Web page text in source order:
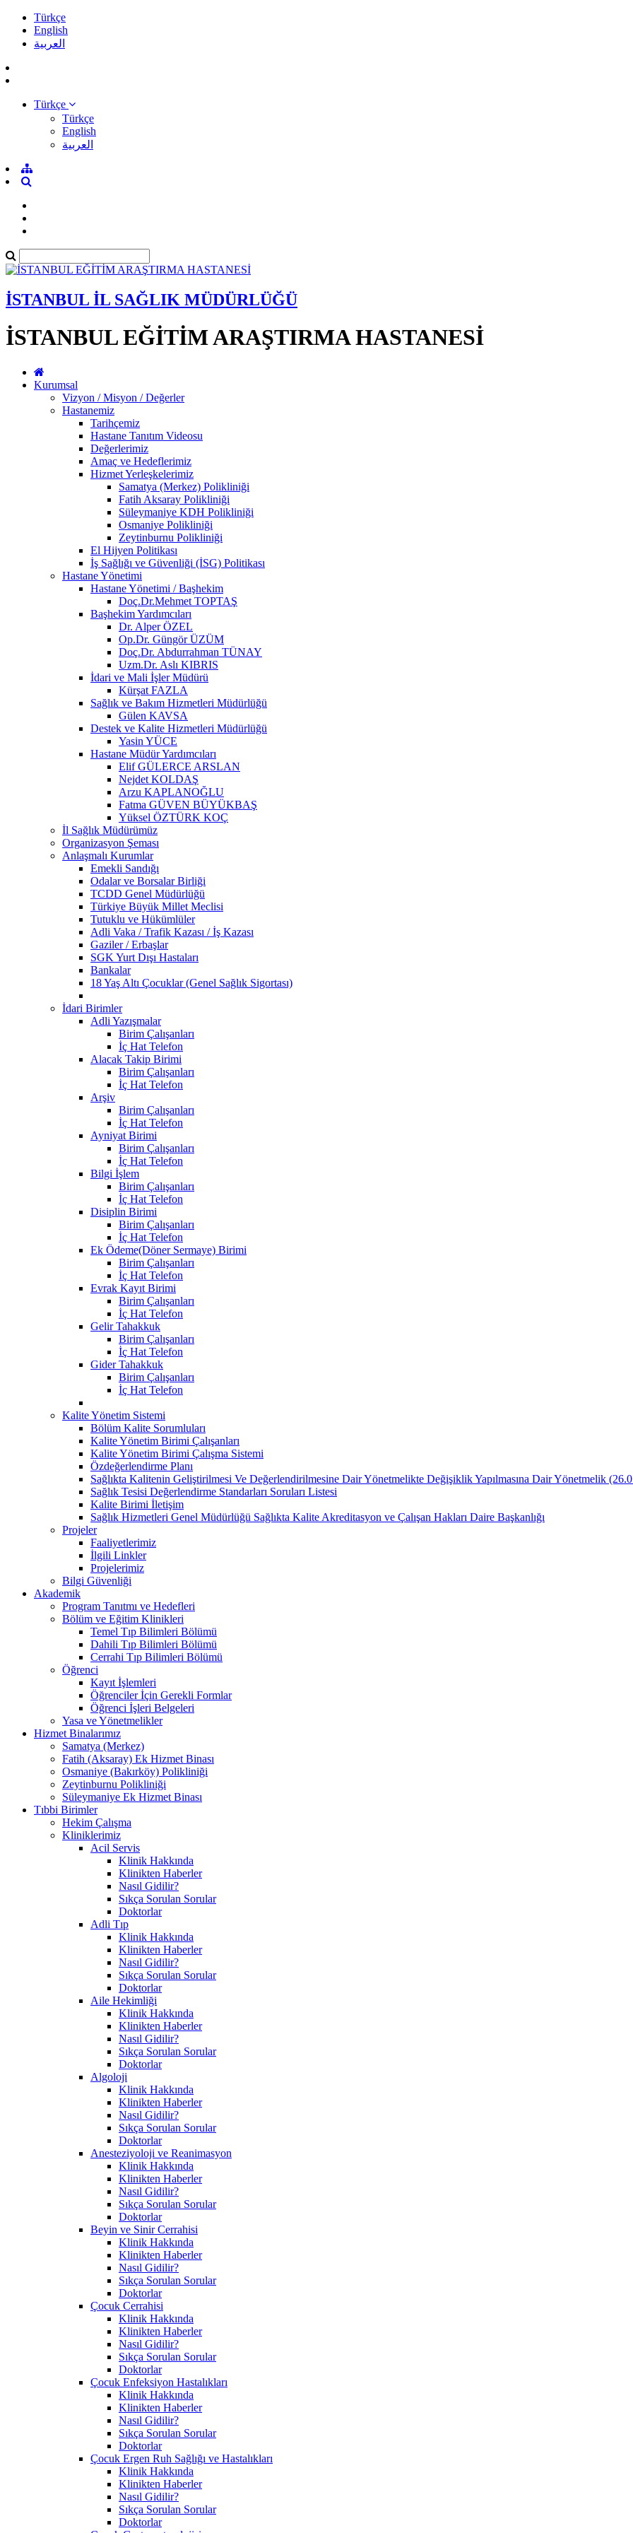
Türkçe
English
العربية
Türkçe
Türkçe
English
العربية
İSTANBUL İL SAĞLIK MÜDÜRLÜĞÜ
İSTANBUL EĞİTİM ARAŞTIRMA HASTANESİ
Kurumsal
Vizyon / Misyon / Değerler
Hastanemiz
Tarihçemiz
Hastane Tanıtım Videosu
Değerlerimiz
Amaç ve Hedeflerimiz
Hizmet Yerleşkelerimiz
Samatya (Merkez) Polikliniği
Fatih Aksaray Polikliniği
Süleymaniye KDH Polikliniği
Osmaniye Polikliniği
Zeytinburnu Polikliniği
El Hijyen Politikası
İş Sağlığı ve Güvenliği (İSG) Politikası
Hastane Yönetimi
Hastane Yönetimi / Başhekim
Doç.Dr.Mehmet TOPTAŞ
Başhekim Yardımcıları
Dr. Alper ÖZEL
Op.Dr. Güngör ÜZÜM
Doç.Dr. Abdurrahman TÜNAY
Uzm.Dr. Aslı KIBRIS
İdari ve Mali İşler Müdürü
Kürşat FAZLA
Sağlık ve Bakım Hizmetleri Müdürlüğü
Gülen KAVSA
Destek ve Kalite Hizmetleri Müdürlüğü
Yasin YÜCE
Hastane Müdür Yardımcıları
Elif GÜLERCE ARSLAN
Nejdet KOLDAŞ
Arzu KAPLANOĞLU
Fatma GÜVEN BÜYÜKBAŞ
Yüksel ÖZTÜRK KOÇ
İl Sağlık Müdürümüz
Organizasyon Şeması
Anlaşmalı Kurumlar
Emekli Sandığı
Odalar ve Borsalar Birliği
TCDD Genel Müdürlüğü
Türkiye Büyük Millet Meclisi
Tutuklu ve Hükümlüler
Adli Vaka / Trafik Kazası / İş Kazası
Gaziler / Erbaşlar
SGK Yurt Dışı Hastaları
Bankalar
18 Yaş Altı Çocuklar (Genel Sağlık Sigortası)
İdari Birimler
Adli Yazışmalar
Birim Çalışanları
İç Hat Telefon
Alacak Takip Birimi
Birim Çalışanları
İç Hat Telefon
Arşiv
Birim Çalışanları
İç Hat Telefon
Ayniyat Birimi
Birim Çalışanları
İç Hat Telefon
Bilgi İşlem
Birim Çalışanları
İç Hat Telefon
Disiplin Birimi
Birim Çalışanları
İç Hat Telefon
Ek Ödeme(Döner Sermaye) Birimi
Birim Çalışanları
İç Hat Telefon
Evrak Kayıt Birimi
Birim Çalışanları
İç Hat Telefon
Gelir Tahakkuk
Birim Çalışanları
İç Hat Telefon
Gider Tahakkuk
Birim Çalışanları
İç Hat Telefon
Kalite Yönetim Sistemi
Bölüm Kalite Sorumluları
Kalite Yönetim Birimi Çalışanları
Kalite Yönetim Birimi Çalışma Sistemi
Özdeğerlendirme Planı
Sağlıkta Kalitenin Geliştirilmesi Ve Değerlendirilmesine Dair Yönetmelikte Değişiklik Yapılmasına Dair Yönetmelik
Sağlık Tesisi Değerlendirme Standarları Soruları Listesi
Kalite Birimi İletişim
Sağlık Hizmetleri Genel Müdürlüğü Sağlıkta Kalite Akreditasyon ve Çalışan Hakları Daire Başkanlığı
Projeler
Faaliyetlerimiz
İlgili Linkler
Projelerimiz
Bilgi Güvenliği
Akademik
Program Tanıtmı ve Hedefleri
Bölüm ve Eğitim Klinikleri
Temel Tıp Bilimleri Bölümü
Dahili Tıp Bilimleri Bölümü
Cerrahi Tıp Bilimleri Bölümü
Öğrenci
Kayıt İşlemleri
Öğrenciler İçin Gerekli Formlar
Öğrenci İşleri Belgeleri
Yasa ve Yönetmelikler
Hizmet Binalarımız
Samatya (Merkez)
Fatih (Aksaray) Ek Hizmet Binası
Osmaniye (Bakırköy) Polikliniği
Zeytinburnu Polikliniği
Süleymaniye Ek Hizmet Binası
Tıbbi Birimler
Hekim Çalışma
Kliniklerimiz
Acil Servis
Klinik Hakkında
Klinikten Haberler
Nasıl Gidilir?
Sıkça Sorulan Sorular
Doktorlar
Adli Tıp
Klinik Hakkında
Klinikten Haberler
Nasıl Gidilir?
Sıkça Sorulan Sorular
Doktorlar
Aile Hekimliği
Klinik Hakkında
Klinikten Haberler
Nasıl Gidilir?
Sıkça Sorulan Sorular
Doktorlar
Algoloji
Klinik Hakkında
Klinikten Haberler
Nasıl Gidilir?
Sıkça Sorulan Sorular
Doktorlar
Anesteziyoloji ve Reanimasyon
Klinik Hakkında
Klinikten Haberler
Nasıl Gidilir?
Sıkça Sorulan Sorular
Doktorlar
Beyin ve Sinir Cerrahisi
Klinik Hakkında
Klinikten Haberler
Nasıl Gidilir?
Sıkça Sorulan Sorular
Doktorlar
Çocuk Cerrahisi
Klinik Hakkında
Klinikten Haberler
Nasıl Gidilir?
Sıkça Sorulan Sorular
Doktorlar
Çocuk Enfeksiyon Hastalıkları
Klinik Hakkında
Klinikten Haberler
Nasıl Gidilir?
Sıkça Sorulan Sorular
Doktorlar
Çocuk Ergen Ruh Sağlığı ve Hastalıkları
Klinik Hakkında
Klinikten Haberler
Nasıl Gidilir?
Sıkça Sorulan Sorular
Doktorlar